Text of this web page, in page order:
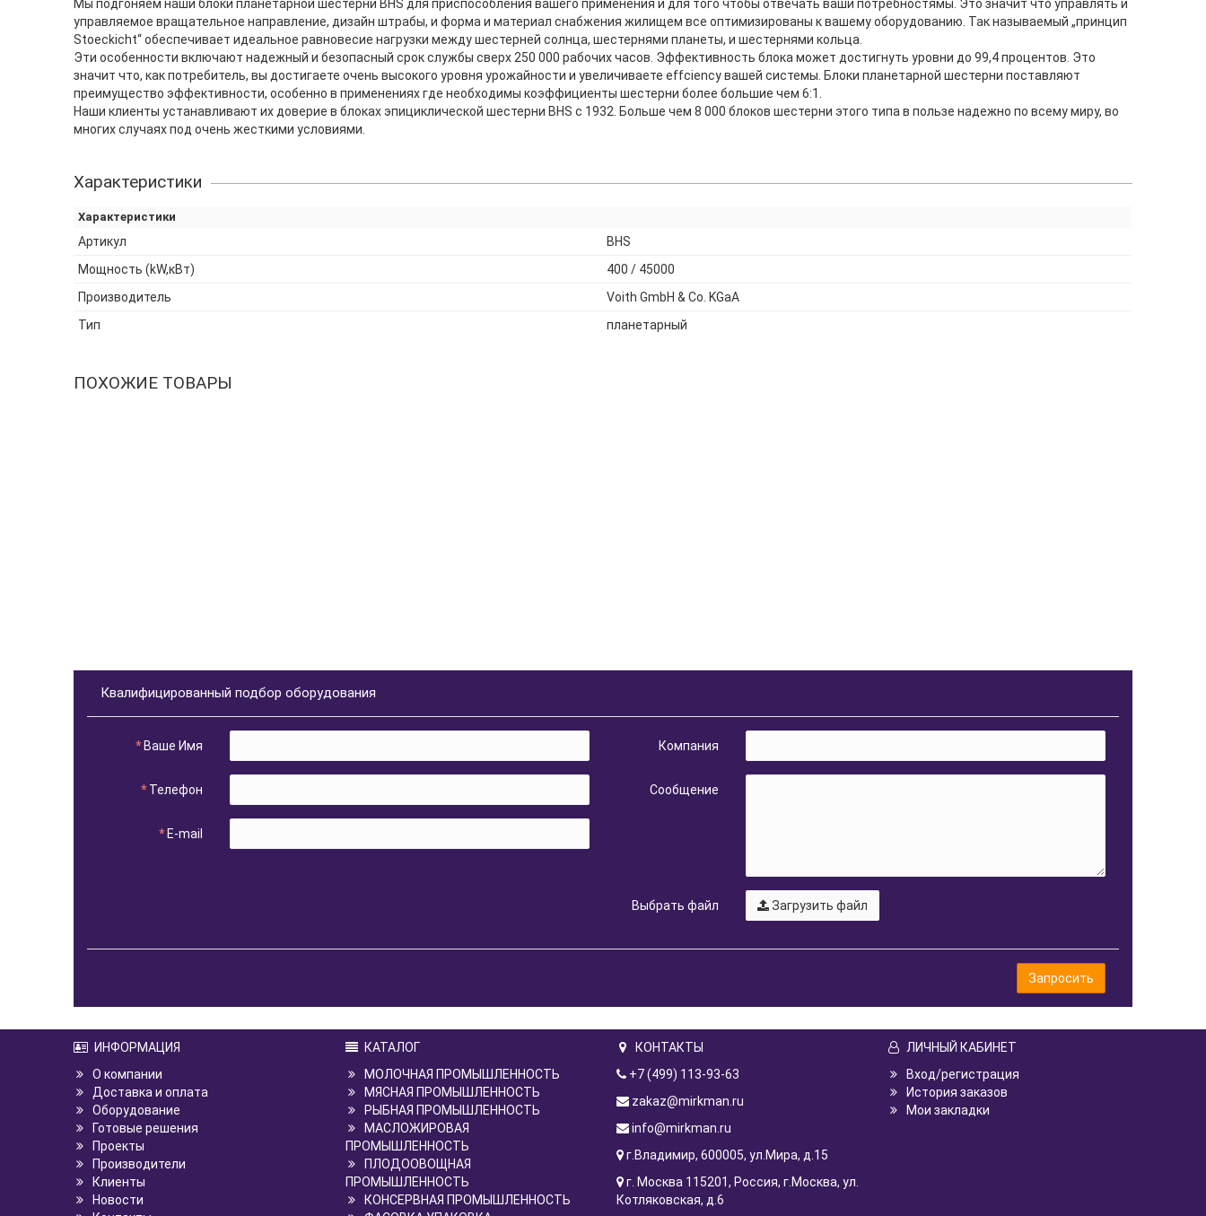
Мы подгоняем наши блоки планетарной шестерни BHS для приспособления вашего применения и для того чтобы отвечать ваши потребностямы. Это значит что управлять и
управляемое вращательное направление, дизайн штрабы, и форма и материал снабжения жилищем все оптимизированы к вашему оборудованию. Так называемый „принцип
Stoeckicht“ обеспечивает идеальное равновесие нагрузки между шестерней солнца, шестернями планеты, и шестернями кольца.
Эти особенности включают надежный и безопасный срок службы сверх 250 000 рабочих часов. Эффективность блока может достигнуть уровни до 99,4 процентов. Это
значит что, как потребитель, вы достигаете очень высокого уровня урожайности и увеличиваете effciency вашей системы. Блоки планетарной шестерни поставляют
преимущество эффективности, особенно в применениях где необходимы коэффициенты шестерни более большие чем 6:1.
Наши клиенты устанавливают их доверие в блоках эпициклической шестерни BHS с 1932. Больше чем 8 000 блоков шестерни этого типа в пользе надежно по всему миру, во
многих случаях под очень жесткими условиями.
Характеристики
Характеристики
Артикул
BHS
Мощность (kW,кВт)
400 / 45000
Производитель
Voith GmbH & Co. KGaA
Тип
планетарный
ПОХОЖИЕ ТОВАРЫ
Квалифицированный подбор оборудования
Ваше Имя
Телефон
E-mail
Компания
Сообщение
Выбрать файл Загрузить файл
Запросить
ИНФОРМАЦИЯ
О компании
Доставка и оплата
Оборудование
Готовые решения
Проекты
Производители
Клиенты
Новости
КАТАЛОГ
МОЛОЧНАЯ ПРОМЫШЛЕННОСТЬ
МЯСНАЯ ПРОМЫШЛЕННОСТЬ
РЫБНАЯ ПРОМЫШЛЕННОСТЬ
МАСЛОЖИРОВАЯ
ПРОМЫШЛЕННОСТЬ
ПЛОДООВОЩНАЯ
ПРОМЫШЛЕННОСТЬ
КОНСЕРВНАЯ ПРОМЫШЛЕННОСТЬ
КОНТАКТЫ
+7 (499) 113-93-63
zakaz@mirkman.ru
info@mirkman.ru
г.Владимир, 600005, ул.Мира, д.15
г. Москва ​115201, Россия, г.Москва, ул.
Котляковская, д.6
ЛИЧНЫЙ КАБИНЕТ
Вход/регистрация
История заказов
Мои закладки